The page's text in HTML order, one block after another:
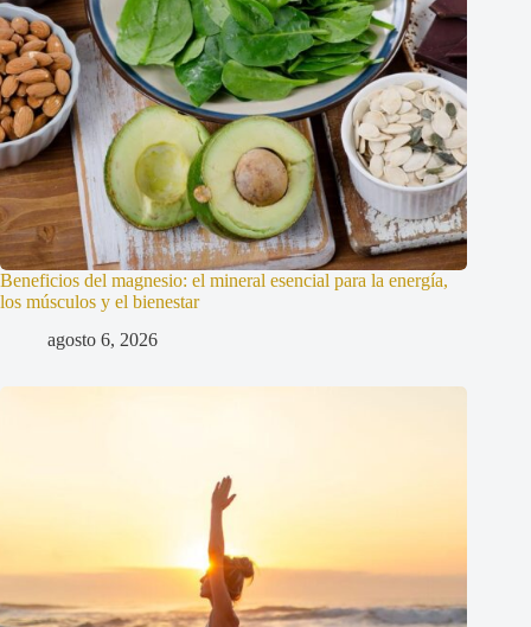
Beneficios del magnesio: el mineral esencial para la energía,
los músculos y el bienestar
agosto 6, 2026